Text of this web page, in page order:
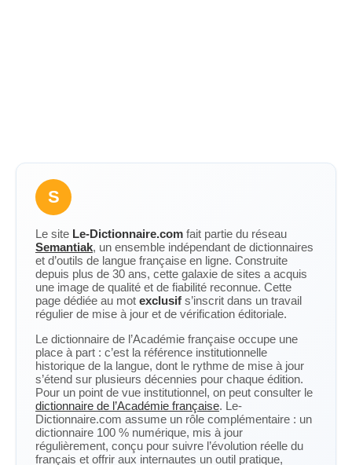
S
Le site Le-Dictionnaire.com fait partie du réseau
Semantiak, un ensemble indépendant de dictionnaires
et d’outils de langue française en ligne. Construite
depuis plus de 30 ans, cette galaxie de sites a acquis
une image de qualité et de fiabilité reconnue. Cette
page dédiée au mot exclusif s’inscrit dans un travail
régulier de mise à jour et de vérification éditoriale.
Le dictionnaire de l’Académie française occupe une
place à part : c’est la référence institutionnelle
historique de la langue, dont le rythme de mise à jour
s’étend sur plusieurs décennies pour chaque édition.
Pour un point de vue institutionnel, on peut consulter le
dictionnaire de l’Académie française. Le-
Dictionnaire.com assume un rôle complémentaire : un
dictionnaire 100 % numérique, mis à jour
régulièrement, conçu pour suivre l’évolution réelle du
français et offrir aux internautes un outil pratique,